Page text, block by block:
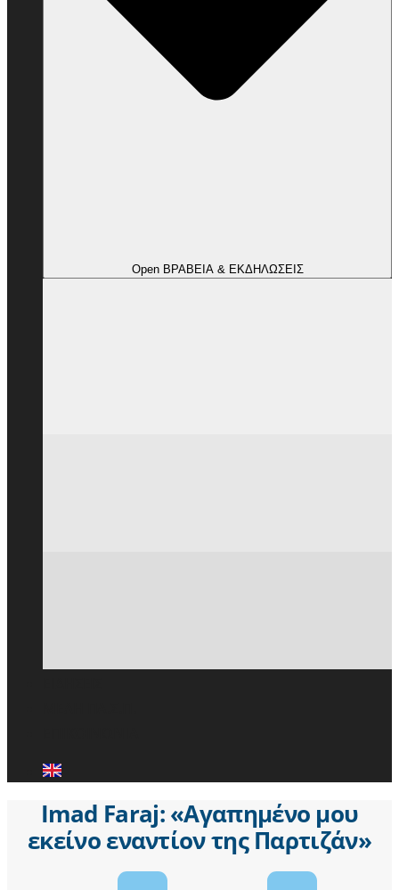
Open ΒΡΑΒΕΙΑ & ΕΚΔΗΛΩΣΕΙΣ
Imad Faraj: «Αγαπημένο μου
εκείνο εναντίoν της Παρτιζάν»